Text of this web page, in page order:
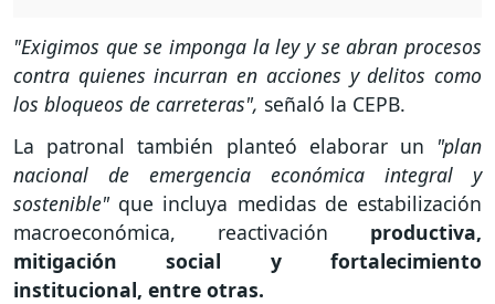
"Exigimos que se imponga la ley y se abran procesos
contra quienes incurran en acciones y delitos como
los bloqueos de carreteras", señaló la CEPB.
La patronal también planteó elaborar un "plan
nacional de emergencia económica integral y
sostenible"que incluya medidas de estabilización
macroeconómica, reactivación productiva,
mitigación social y fortalecimiento
institucional, entre otras.